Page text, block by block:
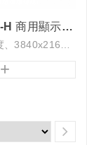
LG 55UM5N-H 商用顯示器24/7
+